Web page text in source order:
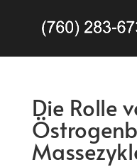
Die Rolle